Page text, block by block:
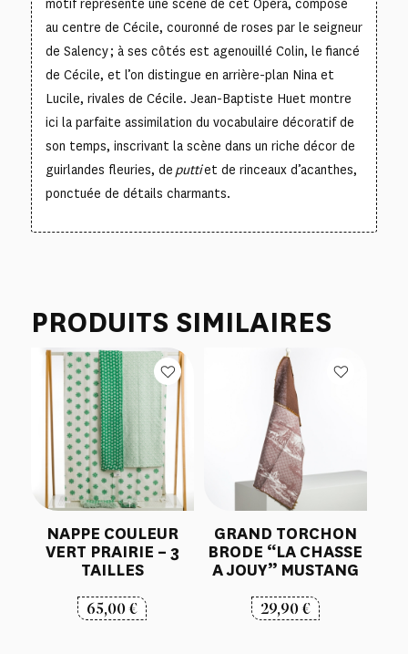
motif représente une scène de cet Opéra, composé
au centre de Cécile, couronné de roses par le seigneur
de Salency ; à ses côtés est agenouillé Colin, le fiancé
de Cécile, et l’on distingue en arrière-plan Nina et
Lucile, rivales de Cécile. Jean-Baptiste Huet montre
ici la parfaite assimilation du vocabulaire décoratif de
son temps, inscrivant la scène dans un riche décor de
guirlandes fleuries, de puttiet de rinceaux d’acanthes,
ponctuée de détails charmants.
PRODUITS SIMILAIRES
NAPPE COULEUR
VERT PRAIRIE – 3
TAILLES
65,00€
GRAND TORCHON
BRODE “LA CHASSE
A JOUY” MUSTANG
29,90€